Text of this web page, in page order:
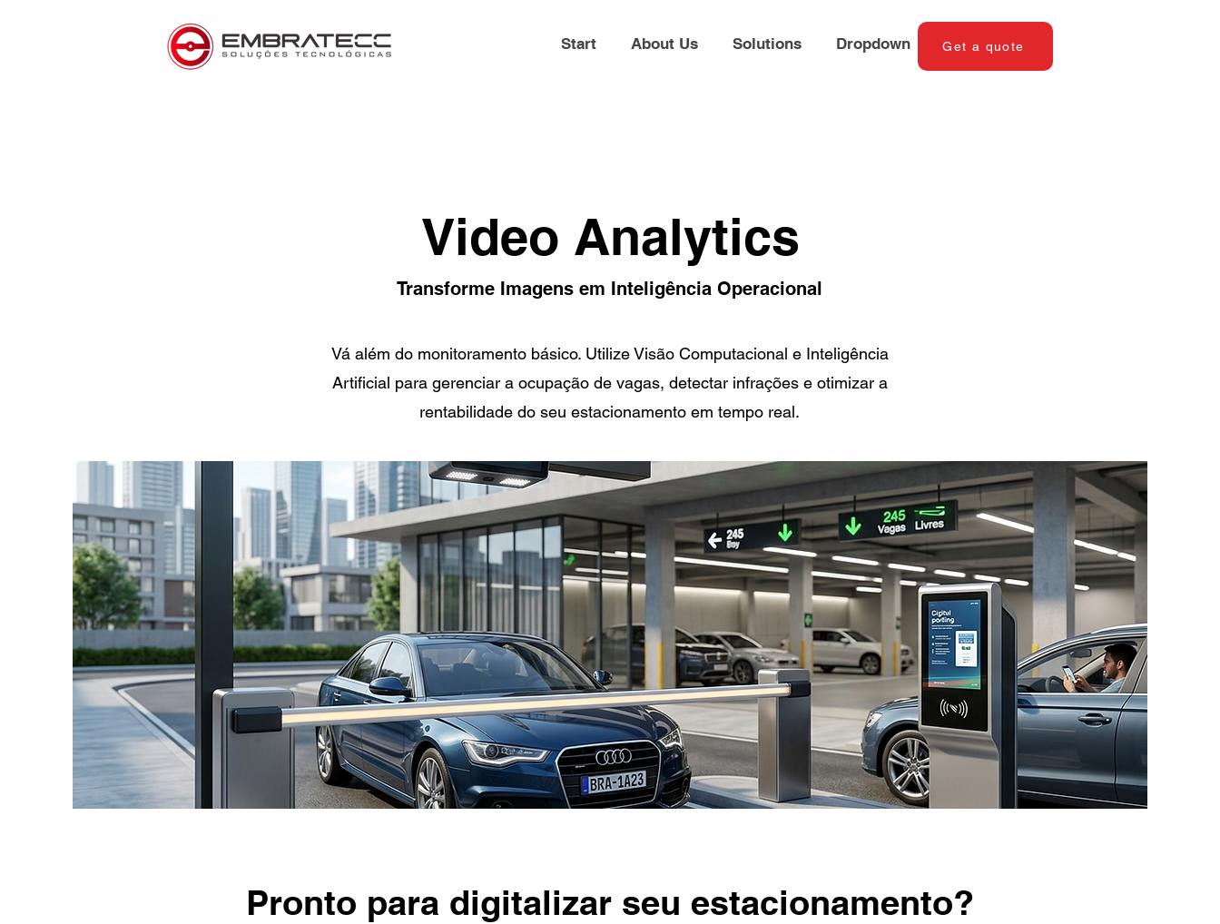
Start About Us Solutions Dropdown Get a quote
Video Analytics
Transforme Imagens em Inteligência Operacional
Vá além do monitoramento básico. Utilize Visão Computacional e Inteligência
Artificial para gerenciar a ocupação de vagas, detectar infrações e otimizar a
rentabilidade do seu estacionamento em tempo real.
Pronto para digitalizar seu estacionamento?